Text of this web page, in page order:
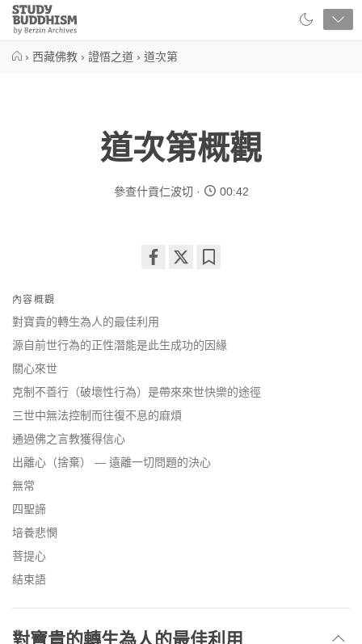
Close
Study
Buddhism
› 西藏佛教 › 證悟之道 › 道次第
道次第概觀
參查什貢仁波切 00:42
facebook
內容概觀
對寶貴的轉生為人的最佳利用
源自前世行為的正性潛能是此生成功的因緣
關心來世
克制不善行（破壞性行為）是帶來來世快樂的途徑
三世中無法控制而往復不息的麻煩
通過佛之言教獲得信心
出離心（捨棄） — 遠離一切問題的決心
無常
四聖諦
培養悲憫
菩提心
結束語
對寶貴的轉生為人的最佳利用